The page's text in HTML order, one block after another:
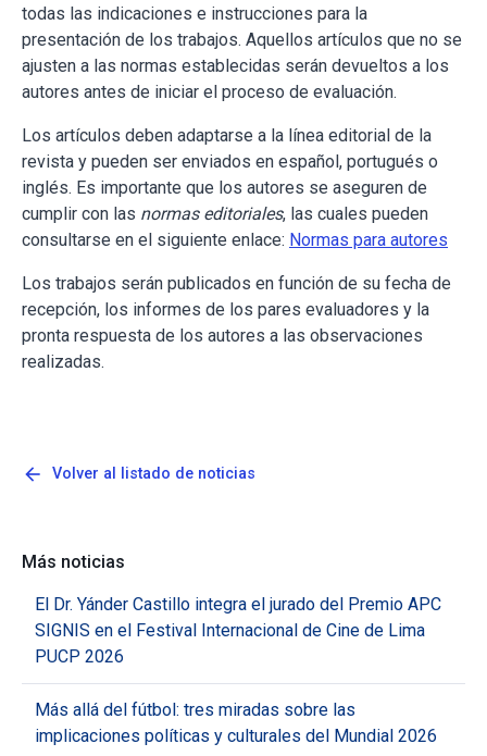
todas las indicaciones e instrucciones para la
presentación de los trabajos. Aquellos artículos que no se
ajusten a las normas establecidas serán devueltos a los
autores antes de iniciar el proceso de evaluación.
Los artículos deben adaptarse a la línea editorial de la
revista y pueden ser enviados en español, portugués o
inglés. Es importante que los autores se aseguren de
cumplir con las normas editoriales, las cuales pueden
consultarse en el siguiente enlace: Normas para autores
Los trabajos serán publicados en función de su fecha de
recepción, los informes de los pares evaluadores y la
pronta respuesta de los autores a las observaciones
realizadas.
arrow_back Volver al listado de noticias
Más noticias
El Dr. Yánder Castillo integra el jurado del Premio APC
SIGNIS en el Festival Internacional de Cine de Lima
PUCP 2026
Más allá del fútbol: tres miradas sobre las
implicaciones políticas y culturales del Mundial 2026